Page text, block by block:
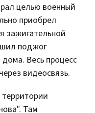
целью военный
приобрел
зажигательной
поджог
Весь процесс
видеосвязь.
Там